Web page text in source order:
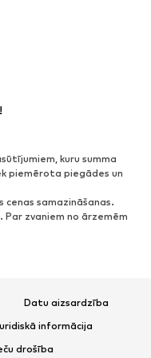
kuru summa
piemērota piegādes un
cenas samazināšanas.
zvaniem no ārzemēm
Datu aizsardzība
informācija
drošība